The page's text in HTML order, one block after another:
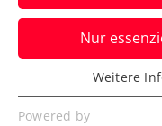
ÖTV-Präsident
bei den Erste
Who der
Verfasst von: Manuel
Nur
Essenziell
Essenzielle Cookies
Weitere
Powered by